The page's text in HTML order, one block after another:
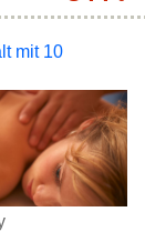
mit 10